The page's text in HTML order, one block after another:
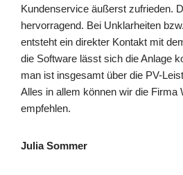
Kundenservice äußerst zufrieden.
hervorragend. Bei Unklarheiten
entsteht ein direkter Kontakt mit
die Software lässt sich die Anlage
man ist insgesamt über die PV-
Alles in allem können wir die Firma
empfehlen.
Julia Sommer